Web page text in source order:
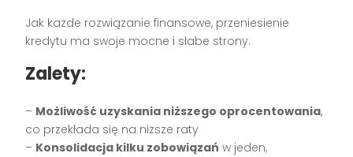
Jak każde rozwiązanie finansowe, przeniesienie
kredytu ma swoje mocne i słabe strony.
Zalety:
– Możliwość uzyskania niższego oprocentowania,
co przekłada się na niższe raty
– Konsolidacja kilku zobowiązań w jeden,